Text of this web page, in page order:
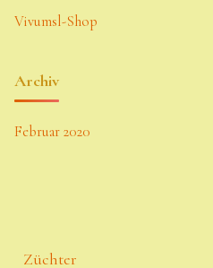
Vivumsl-Shop
Archiv
Februar 2020
Züchter